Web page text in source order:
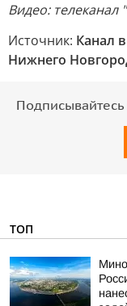
Видео:
Источник: Канал
Нижнего
ТОП